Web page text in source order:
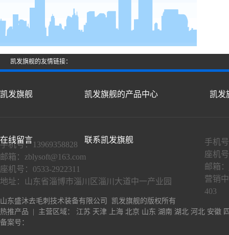
凯发旗舰的友情链接：
凯发旗舰 凯发旗舰的产品中心 凯发
在线留言 联系凯发旗舰
手机号：13969358828
邮箱： zblysoft@163.com
座机号：0533-2922311
地址：山东省淄博市淄川区淄川大道中一产业园
手机
座机
邮箱：
营销
403
山东盛沐去毛刺技术装备有限公司 凯发旗舰的版权所有
热推产品 | 主营区域： 江苏 天津 上海 北京 山东 湖南 湖北 河北 安徽
备案号：